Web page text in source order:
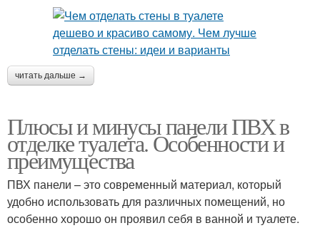
читать дальше →
Плюсы и минусы панели ПВХ в
отделке туалета. Особенности и
преимущества
ПВХ панели – это современный материал, который
удобно использовать для различных помещений, но
особенно хорошо он проявил себя в ванной и туалете.